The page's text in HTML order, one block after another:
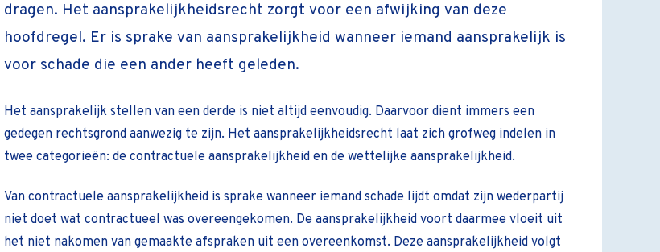
dragen. Het aansprakelijkheidsrecht zorgt voor een afwijking van deze
hoofdregel. Er is sprake van aansprakelijkheid wanneer iemand aansprakelijk is
voor schade die een ander heeft geleden.
Het aansprakelijk stellen van een derde is niet altijd eenvoudig. Daarvoor dient immers een
gedegen rechtsgrond aanwezig te zijn. Het aansprakelijkheidsrecht laat zich grofweg indelen in
twee categorieën: de contractuele aansprakelijkheid en de wettelijke aansprakelijkheid.
Van contractuele aansprakelijkheid is sprake wanneer iemand schade lijdt omdat zijn wederpartij
niet doet wat contractueel was overeengekomen. De aansprakelijkheid voort daarmee vloeit uit
het niet nakomen van gemaakte afspraken uit een overeenkomst. Deze aansprakelijkheid volgt